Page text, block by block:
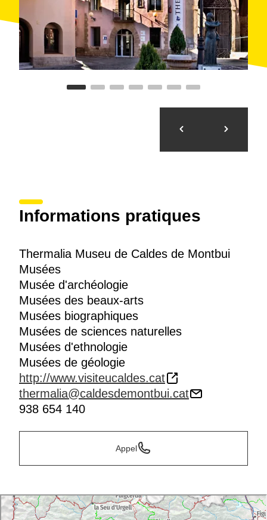
Informations pratiques
Thermalia Museu de Caldes de Montbui
Musées
Musée d'archéologie
Musées des beaux-arts
Musées biographiques
Musées de sciences naturelles
Musées d'ethnologie
Musées de géologie
http://www.visiteucaldes.cat
thermalia@caldesdemontbui.cat
938 654 140
Appel